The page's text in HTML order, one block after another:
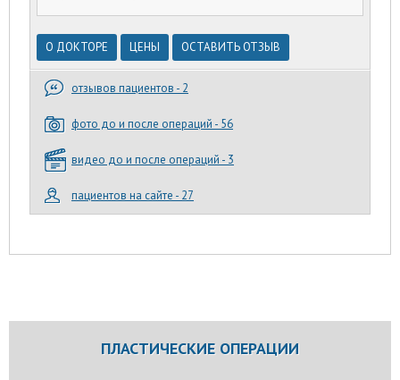
О ДОКТОРЕ ЦЕНЫ ОСТАВИТЬ ОТЗЫВ
отзывов пациентов - 2
фото до и после операций - 56
видео до и после операций - 3
пациентов на сайте - 27
ПЛАСТИЧЕСКИЕ ОПЕРАЦИИ